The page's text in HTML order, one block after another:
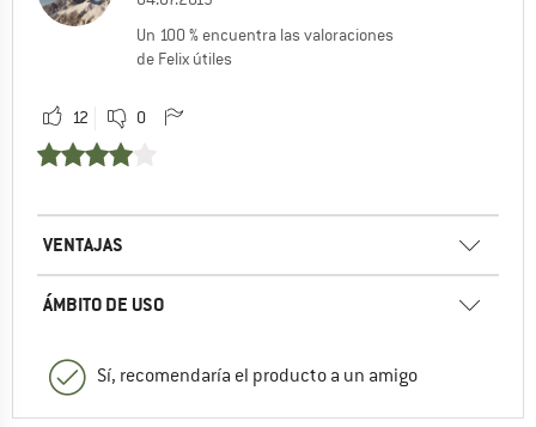
Un 100 % encuentra las valoraciones
de Felix útiles
12 0
VENTAJAS
ÁMBITO DE USO
Sí, recomendaría el producto a un amigo